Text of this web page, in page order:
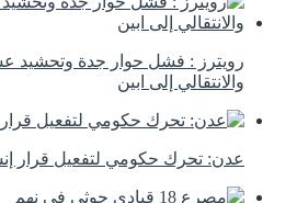
رويترز : فشل حوار جدة وتحشيد
والانتقالي إلى ابين
عدن: تحرك حكومي لتفعيل قرار